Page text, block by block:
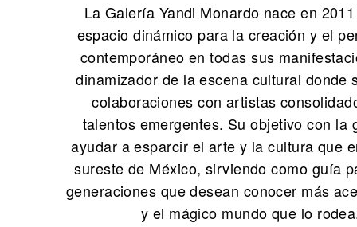
La Galería Yandi Monardo nace en
espacio dinámico para la creación y el
contemporáneo en todas sus
dinamizador de la escena cultural donde
colaboraciones con artistas
talentos emergentes. Su objetivo con la
ayudar a esparcir el arte y la cultura que
sureste de México, sirviendo como guía
generaciones que desean conocer más
y el mágico mundo que lo